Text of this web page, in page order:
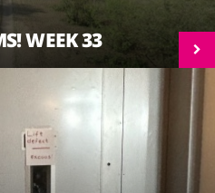
WEEK 33